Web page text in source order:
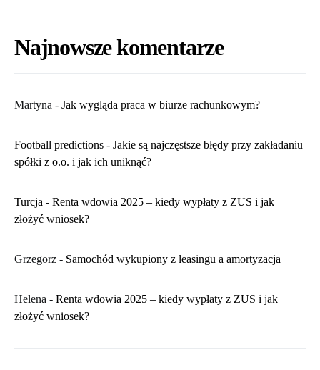
Najnowsze komentarze
Martyna - ​Jak wygląda praca w biurze rachunkowym?
Football predictions - Jakie są najczęstsze błędy przy zakładaniu
spółki z o.o. i jak ich uniknąć?
Turcja - Renta wdowia 2025 – kiedy wypłaty z ZUS i jak
złożyć wniosek?
Grzegorz - Samochód wykupiony z leasingu a amortyzacja
Helena - Renta wdowia 2025 – kiedy wypłaty z ZUS i jak
złożyć wniosek?